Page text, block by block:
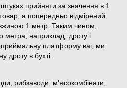
прийняти за значення в 1
а попередньо відмірений
1 метр. Таким чином,
метра, наприклад, дроту і
платформу ваг, ми
дроту в бухті.
рибзаводи, м'ясокомбінати,